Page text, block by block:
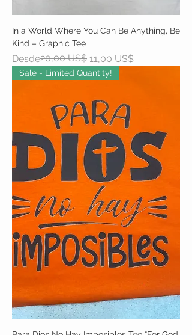
In a World Where You Can Be Anything, Be
Kind – Graphic Tee
Desde
Precio20,00 US$ 11,00 US$
Precio de oferta
Sale - Limited Quantity!